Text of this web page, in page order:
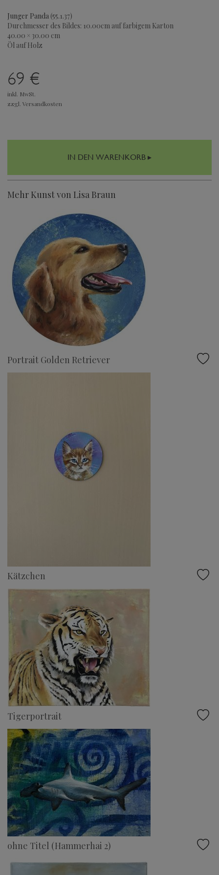
Junger Panda (55.1.37)
Durchmesser des Bildes: 10.00cm auf farbigem Karton
40.00 × 30.00 cm
Öl auf Holz
69 €
inkl. MwSt.
zzgl. Versandkosten
IN DEN WARENKORB ▸
Mehr Kunst von Lisa Braun
Portrait Golden Retriever
Kätzchen
Tigerportrait
ohne Titel (Hammerhai 2)